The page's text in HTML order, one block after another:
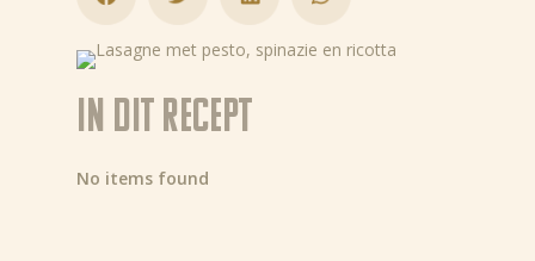
In dit recept
No items found